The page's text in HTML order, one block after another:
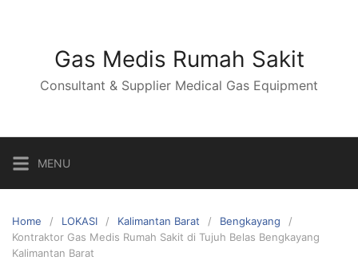
Gas Medis Rumah Sakit
Consultant & Supplier Medical Gas Equipment
MENU
Home LOKASI Kalimantan Barat
Bengkayang
Kontraktor Gas Medis Rumah Sakit di Tujuh Belas Bengkayang
Kalimantan Barat